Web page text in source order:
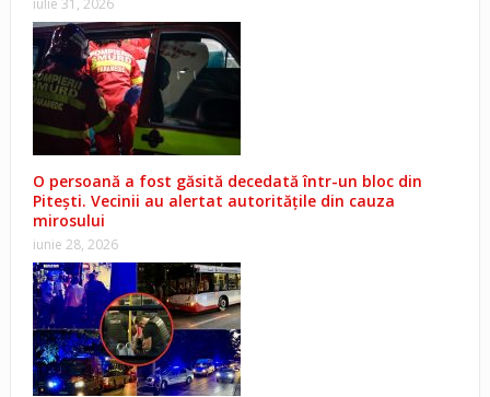
O persoană a fost găsită decedată într-un bloc din
Pitești. Vecinii au alertat autoritățile din cauza
mirosului
iunie 28, 2026